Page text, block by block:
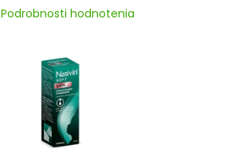
Podrobnosti hodnotenia